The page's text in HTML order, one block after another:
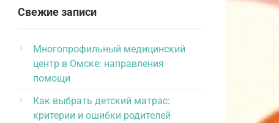
Свежие записи
Многопрофильный медицинский
центр в Омске: направления
помощи
Как выбрать детский матрас:
критерии и ошибки родителей